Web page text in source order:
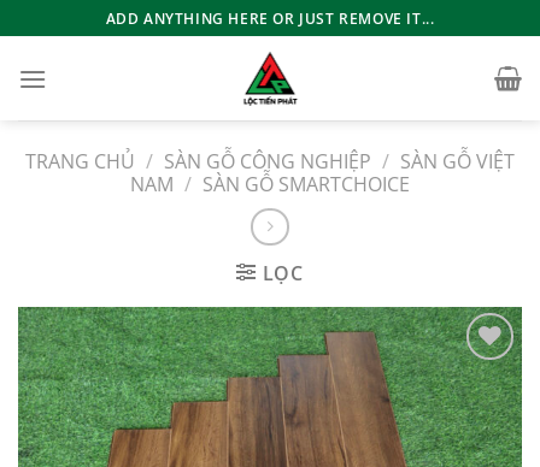
qua
nội
ADD ANYTHING HERE OR JUST REMOVE IT...
TRANG CHỦ / SÀN GỖ CÔNG NGHIỆP / SÀN GỖ VIỆT
NAM / SÀN GỖ SMARTCHOICE
LỌC
Add to
wishlist